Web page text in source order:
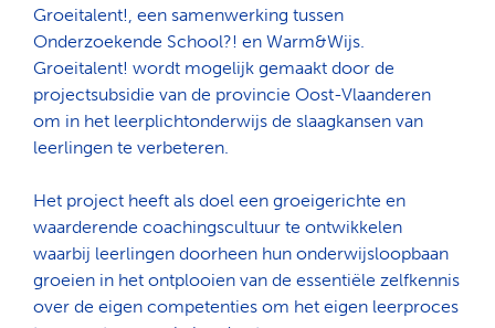
Groeitalent!, een samenwerking tussen
Onderzoekende School?! en Warm&Wijs.
Groeitalent! wordt mogelijk gemaakt door de
projectsubsidie van de provincie Oost-Vlaanderen
om in het leerplichtonderwijs de slaagkansen van
leerlingen te verbeteren.
Het project heeft als doel een groeigerichte en
waarderende coachingscultuur te ontwikkelen
waarbij leerlingen doorheen hun onderwijsloopbaan
groeien in het ontplooien van de essentiële zelfkennis
over de eigen competenties om het eigen leerproces